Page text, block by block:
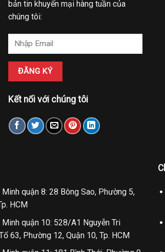
bản tin khuyến mại hàng tuần của
chúng tôi:
Kết nối với chúng tôi
Minh quận 8: 28 Bông Sao, Phường 5,
HCM
Minh quận 10: 528/A1 Nguyễn Tri
63, Phường 12, Quận 10, Tp. HCM